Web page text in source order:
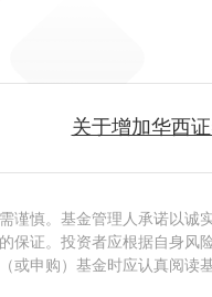
关于增加华西
谨慎。基金管理人承诺以诚
保证。投资者应根据自身风
或申购）基金时应认真阅读